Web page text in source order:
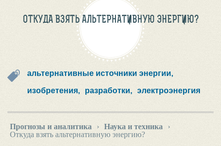
ОТКУДА ВЗЯТЬ АЛЬТЕРНАТИВНУЮ ЭНЕРГИЮ?
альтернативные источники энергии,
изобретения, разработки, электроэнергия
Прогнозы и аналитика › Наука и техника
›
Откуда взять альтернативную энергию?